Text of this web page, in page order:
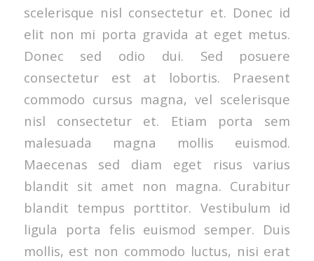
scelerisque nisl consectetur et. Donec id
elit non mi porta gravida at eget metus.
Donec sed odio dui. Sed posuere
consectetur est at lobortis. Praesent
commodo cursus magna, vel scelerisque
nisl consectetur et. Etiam porta sem
malesuada magna mollis euismod.
Maecenas sed diam eget risus varius
blandit sit amet non magna. Curabitur
blandit tempus porttitor. Vestibulum id
ligula porta felis euismod semper. Duis
mollis, est non commodo luctus, nisi erat